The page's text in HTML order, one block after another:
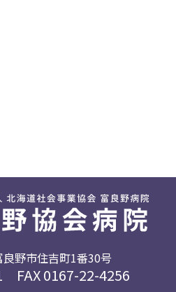
野市住吉町1番30号
FAX 0167-22-4256